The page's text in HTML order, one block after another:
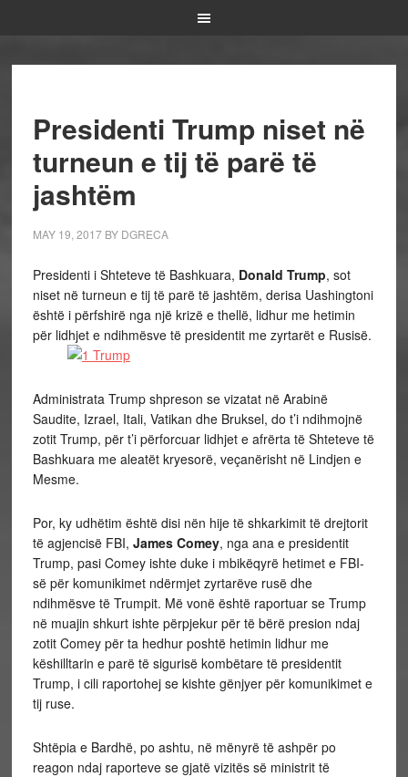
Presidenti Trump niset në
turneun e tij të parë të
jashtëm
MAY 19, 2017BY DGRECA
Presidenti i Shteteve të Bashkuara, Donald Trump, sot
niset në turneun e tij të parë të jashtëm, derisa Uashingtoni
është i përfshirë nga një krizë e thellë, lidhur me hetimin
për lidhjet e ndihmësve të presidentit me zyrtarët e Rusisë.
Administrata Trump shpreson se vizatat në Arabinë
Saudite, Izrael, Itali, Vatikan dhe Bruksel, do t’i ndihmojnë
zotit Trump, për t’i përforcuar lidhjet e afrërta të Shteteve të
Bashkuara me aleatët kryesorë, veçanërisht në Lindjen e
Mesme.
Por, ky udhëtim është disi nën hije të shkarkimit të drejtorit
të agjencisë FBI, James Comey, nga ana e presidentit
Trump, pasi Comey ishte duke i mbikëqyrë hetimet e FBI-
së për komunikimet ndërmjet zyrtarëve rusë dhe
ndihmësve të Trumpit. Më vonë është raportuar se Trump
në muajin shkurt ishte përpjekur për të bërë presion ndaj
zotit Comey për ta hedhur poshtë hetimin lidhur me
këshilltarin e parë të sigurisë kombëtare të presidentit
Trump, i cili raportohej se kishte gënjyer për komunikimet e
tij ruse.
Shtëpia e Bardhë, po ashtu, në mënyrë të ashpër po
reagon ndaj raporteve se gjatë vizitës së ministrit të